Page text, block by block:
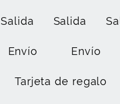
Salida Salida
Envío Envío
Tarjeta de regalo